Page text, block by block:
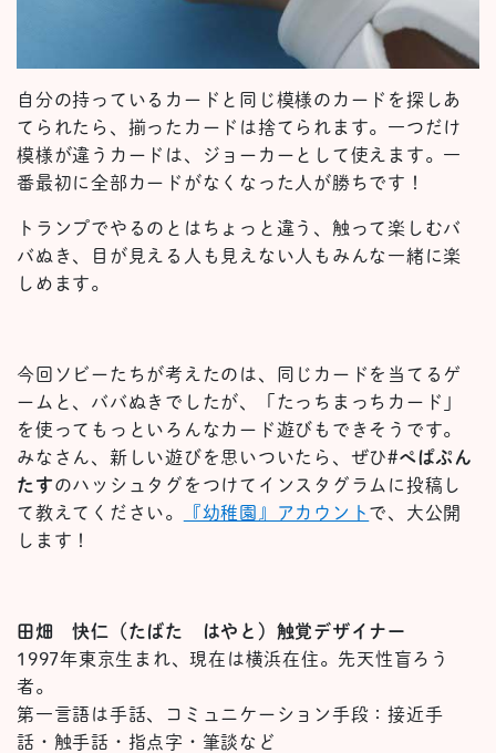
自分の持っているカードと同じ模様のカードを探しあ
てられたら、揃ったカードは捨てられます。一つだけ
模様が違うカードは、ジョーカーとして使えます。一
番最初に全部カードがなくなった人が勝ちです！
トランプでやるのとはちょっと違う、触って楽しむバ
バぬき、目が見える人も見えない人もみんな一緒に楽
しめます。
今回ソビーたちが考えたのは、同じカードを当てるゲ
ームと、ババぬきでしたが、「たっちまっちカード」
を使ってもっといろんなカード遊びもできそうです。
みなさん、新しい遊びを思いついたら、ぜひ#ぺぱぷん
たすのハッシュタグをつけてインスタグラムに投稿し
て教えてください。
『幼稚園』アカウント で、大公開
します！
田畑 快仁（たばた はやと）触覚デザイナー
1997年東京生まれ、現在は横浜在住。先天性盲ろう
者。
第一言語は手話、コミュニケーション手段：接近手
話・触手話・指点字・筆談など